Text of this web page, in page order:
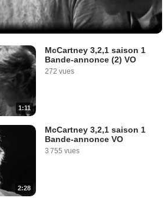
1:11
McCartney 3,2,1 saison 1
Bande-annonce (2) VO
272 vues
2:28
McCartney 3,2,1 saison 1
Bande-annonce VO
3 755 vues